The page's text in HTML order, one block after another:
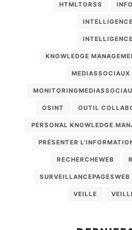
HTMLTORSS
KNOWLEDGE
MEDIASSOCIAUX
OSINT OUTIL
PERSONAL KNOWLEDGE
PRÉSENTER
RECHERCHEWEB
SURVEILLANCEPAGESWEB
VEILLE